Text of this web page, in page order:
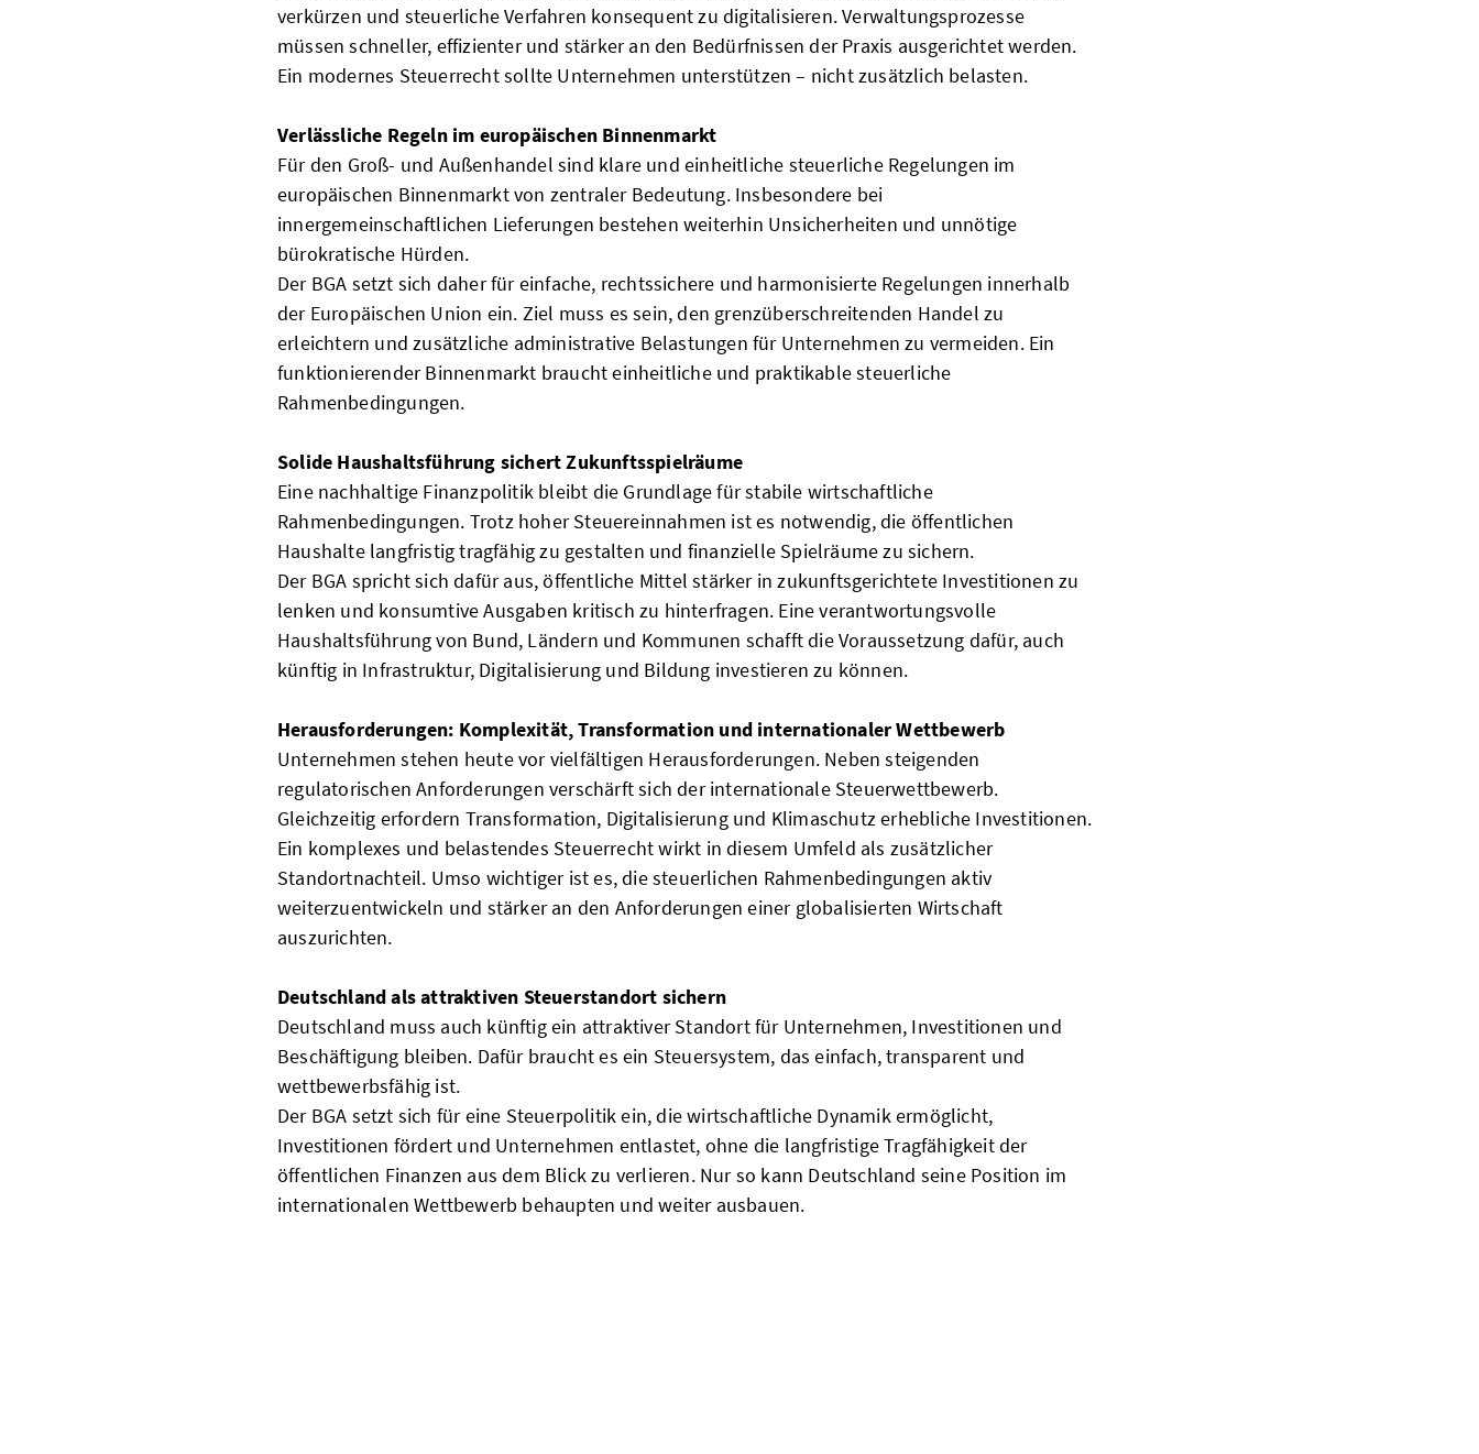
verkürzen und steuerliche Verfahren konsequent zu digitalisieren. Verwaltungsprozesse
müssen schneller, effizienter und stärker an den Bedürfnissen der Praxis ausgerichtet werden.
Ein modernes Steuerrecht sollte Unternehmen unterstützen – nicht zusätzlich belasten.
Verlässliche Regeln im europäischen Binnenmarkt
Für den Groß- und Außenhandel sind klare und einheitliche steuerliche Regelungen im
europäischen Binnenmarkt von zentraler Bedeutung. Insbesondere bei
innergemeinschaftlichen Lieferungen bestehen weiterhin Unsicherheiten und unnötige
bürokratische Hürden.
Der BGA setzt sich daher für einfache, rechtssichere und harmonisierte Regelungen innerhalb
der Europäischen Union ein. Ziel muss es sein, den grenzüberschreitenden Handel zu
erleichtern und zusätzliche administrative Belastungen für Unternehmen zu vermeiden. Ein
funktionierender Binnenmarkt braucht einheitliche und praktikable steuerliche
Rahmenbedingungen.
Solide Haushaltsführung sichert Zukunftsspielräume
Eine nachhaltige Finanzpolitik bleibt die Grundlage für stabile wirtschaftliche
Rahmenbedingungen. Trotz hoher Steuereinnahmen ist es notwendig, die öffentlichen
Haushalte langfristig tragfähig zu gestalten und finanzielle Spielräume zu sichern.
Der BGA spricht sich dafür aus, öffentliche Mittel stärker in zukunftsgerichtete Investitionen zu
lenken und konsumtive Ausgaben kritisch zu hinterfragen. Eine verantwortungsvolle
Haushaltsführung von Bund, Ländern und Kommunen schafft die Voraussetzung dafür, auch
künftig in Infrastruktur, Digitalisierung und Bildung investieren zu können.
Herausforderungen: Komplexität, Transformation und internationaler Wettbewerb
Unternehmen stehen heute vor vielfältigen Herausforderungen. Neben steigenden
regulatorischen Anforderungen verschärft sich der internationale Steuerwettbewerb.
Gleichzeitig erfordern Transformation, Digitalisierung und Klimaschutz erhebliche Investitionen.
Ein komplexes und belastendes Steuerrecht wirkt in diesem Umfeld als zusätzlicher
Standortnachteil. Umso wichtiger ist es, die steuerlichen Rahmenbedingungen aktiv
weiterzuentwickeln und stärker an den Anforderungen einer globalisierten Wirtschaft
auszurichten.
Deutschland als attraktiven Steuerstandort sichern
Deutschland muss auch künftig ein attraktiver Standort für Unternehmen, Investitionen und
Beschäftigung bleiben. Dafür braucht es ein Steuersystem, das einfach, transparent und
wettbewerbsfähig ist.
Der BGA setzt sich für eine Steuerpolitik ein, die wirtschaftliche Dynamik ermöglicht,
Investitionen fördert und Unternehmen entlastet, ohne die langfristige Tragfähigkeit der
öffentlichen Finanzen aus dem Blick zu verlieren. Nur so kann Deutschland seine Position im
internationalen Wettbewerb behaupten und weiter ausbauen.